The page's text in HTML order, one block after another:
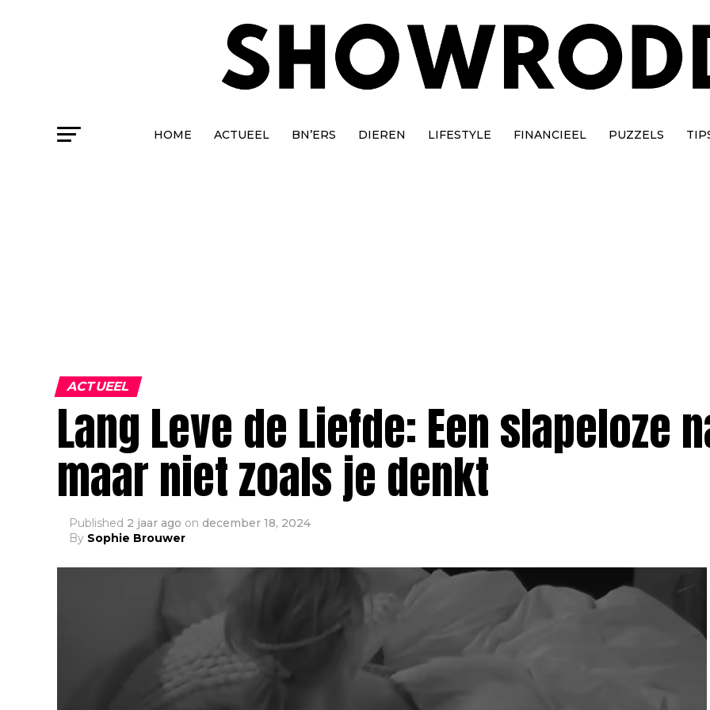
HOME ACTUEEL BN’ERS DIEREN LIFESTYLE FINANCIEEL PUZZELS
ACTUEEL
Lang Leve de Liefde: Een slapeloze
maar niet zoals je denkt
Published 2 jaar ago on december 18, 2024
By Sophie Brouwer